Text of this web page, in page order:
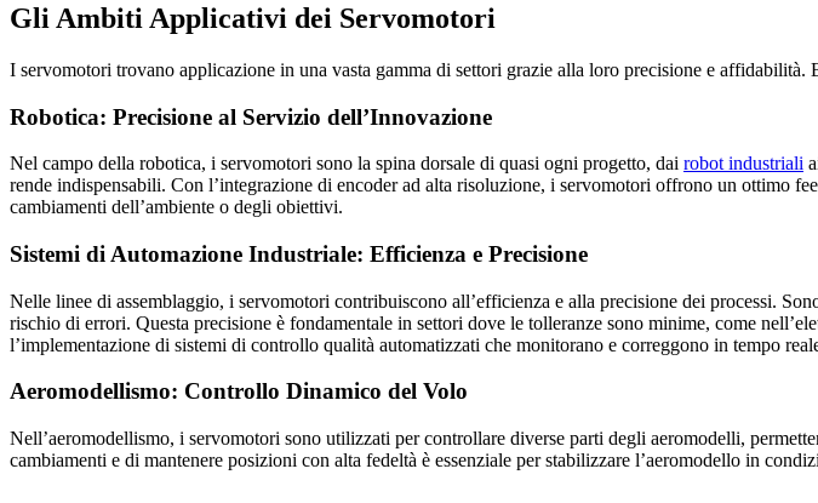
Gli Ambiti Applicativi dei Servomotori
I servomotori trovano applicazione in una vasta gamma di settori grazie alla loro precisione e
Robotica: Precisione al Servizio dell’Innovazione
Nel campo della robotica, i servomotori sono la spina dorsale di quasi ogni progetto, dai robot industriali
rende indispensabili. Con l’integrazione di encoder ad alta risoluzione, i servomotori offrono un ottimo
cambiamenti dell’ambiente o degli obiettivi.
Sistemi di Automazione Industriale: Efficienza e Precisione
Nelle linee di assemblaggio, i servomotori contribuiscono all’efficienza e alla precisione dei processi.
rischio di errori. Questa precisione è fondamentale in settori dove le tolleranze sono minime, come
l’implementazione di sistemi di controllo qualità automatizzati che monitorano e correggono in tempo
Aeromodellismo: Controllo Dinamico del Volo
Nell’aeromodellismo, i servomotori sono utilizzati per controllare diverse parti degli aeromodelli,
cambiamenti e di mantenere posizioni con alta fedeltà è essenziale per stabilizzare l’aeromodello in